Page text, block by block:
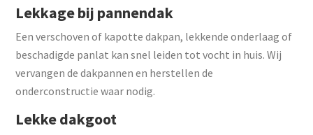
Lekkage bij pannendak
Een verschoven of kapotte dakpan, lekkende onderlaag of
beschadigde panlat kan snel leiden tot vocht in huis. Wij
vervangen de dakpannen en herstellen de
onderconstructie waar nodig.
Lekke dakgoot